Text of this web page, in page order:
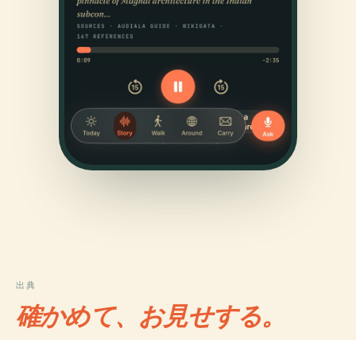
出典
確かめて、お見せする。